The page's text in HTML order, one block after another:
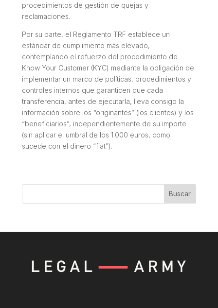
procedimientos de gestión de quejas y
reclamaciones.
Por su parte, el Reglamento TRF establece un
estándar de cumplimiento más elevado,
contemplando el refuerzo del procedimiento de
Know Your Customer (KYC) mediante la obligación de
implementar un marco de políticas, procedimientos y
controles internos que garanticen que cada
transferencia, antes de ejecutarla, lleva consigo la
información sobre los “originantes” (los clientes) y los
“beneficiarios”, independientemente de su importe
(sin aplicar el umbral de los 1.000 euros, como
sucede con el dinero “fiat”).
Buscar